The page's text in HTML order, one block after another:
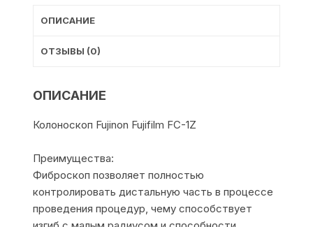
ОПИСАНИЕ
ОТЗЫВЫ (0)
ОПИСАНИЕ
Колоноскоп Fujinon Fujifilm FC-1Z
Преимущества:
Фиброскоп позволяет полностью
контролировать дистальную часть в процессе
проведения процедур, чему способствует